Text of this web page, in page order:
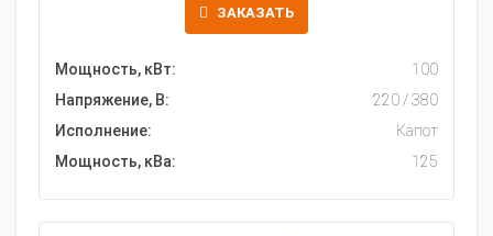
ЗАКАЗАТЬ
Мощность, кВт:
100
Напряжение, В:
220 / 380
Исполнение:
Капот
Мощность, кВа:
125